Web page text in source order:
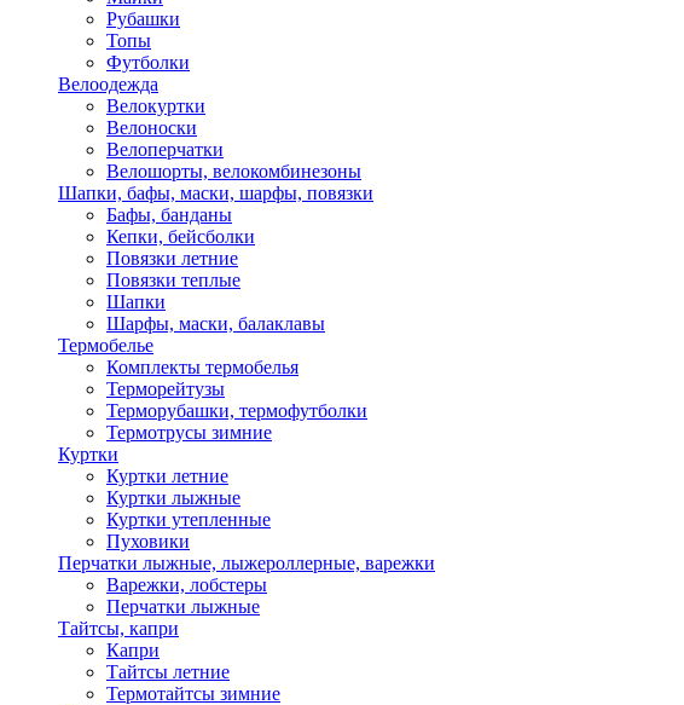
Рубашки
Топы
Футболки
Велоодежда
Велокуртки
Велоноски
Велоперчатки
Велошорты, велокомбинезоны
Шапки, бафы, маски, шарфы, повязки
Бафы, банданы
Кепки, бейсболки
Повязки летние
Повязки теплые
Шапки
Шарфы, маски, балаклавы
Термобелье
Комплекты термобелья
Терморейтузы
Терморубашки, термофутболки
Термотрусы зимние
Куртки
Куртки летние
Куртки лыжные
Куртки утепленные
Пуховики
Перчатки лыжные, лыжероллерные, варежки
Варежки, лобстеры
Перчатки лыжные
Тайтсы, капри
Капри
Тайтсы летние
Термотайтсы зимние